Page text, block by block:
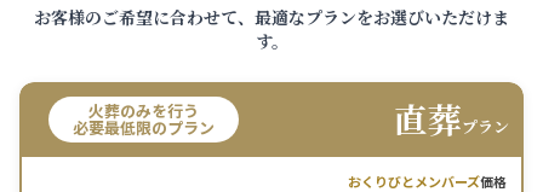
お客様のご希望に合わせて、最適なプランをお選びいただけま
す。
火葬のみを行う
必要最低限のプラン 直葬プラン
おくりびとメンバーズ価格